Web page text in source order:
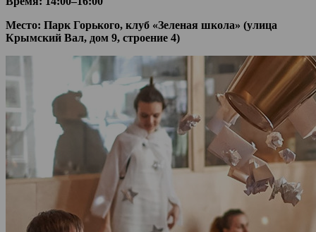
Место: Парк Горького, клуб «Зеленая школа» (улица
Крымский Вал, дом 9, строение 4)